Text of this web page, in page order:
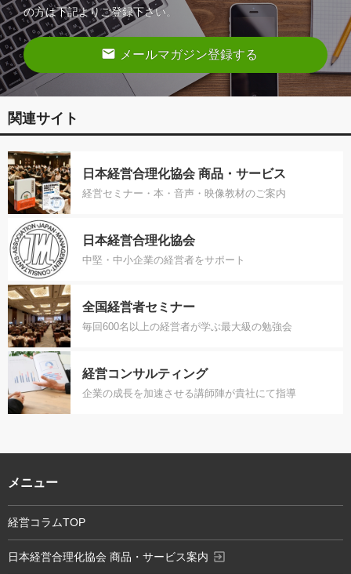
の方は下記よりご登録下さい。
email メールマガジン登録する
関連サイト
日本経営合理化協会 商品・サービス
経営セミナー・本・音声・映像教材のご案内
日本経営合理化協会
中堅・中小企業の経営者をサポート
全国経営者セミナー
毎回600名以上の経営者が学ぶ最大級の勉強会
経営コンサルティング
企業の成長を加速させる講師陣が貴社にて指導
メニュー
経営コラムTOP
日本経営合理化協会 商品・サービス案内 exit_to_app